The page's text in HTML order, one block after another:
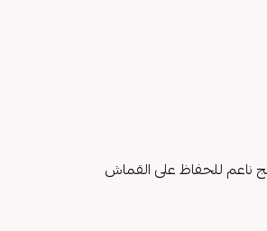
ناعم للحفاظ على القماش